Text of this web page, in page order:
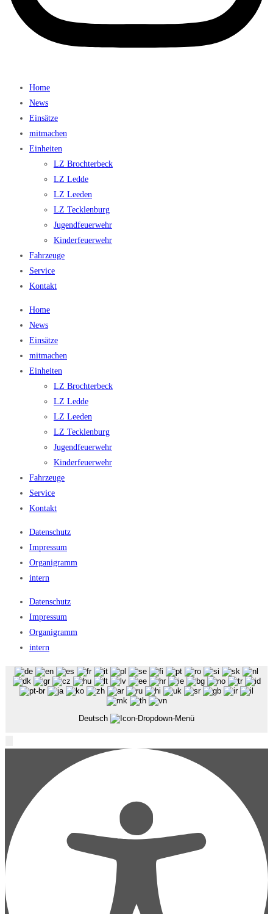
Home
News
Einsätze
mitmachen
Einheiten
LZ Brochterbeck
LZ Ledde
LZ Leeden
LZ Tecklenburg
Jugendfeuerwehr
Kinderfeuerwehr
Fahrzeuge
Service
Kontakt
Home
News
Einsätze
mitmachen
Einheiten
LZ Brochterbeck
LZ Ledde
LZ Leeden
LZ Tecklenburg
Jugendfeuerwehr
Kinderfeuerwehr
Fahrzeuge
Service
Kontakt
Datenschutz
Impressum
Organigramm
intern
Datenschutz
Impressum
Organigramm
intern
Deutsch